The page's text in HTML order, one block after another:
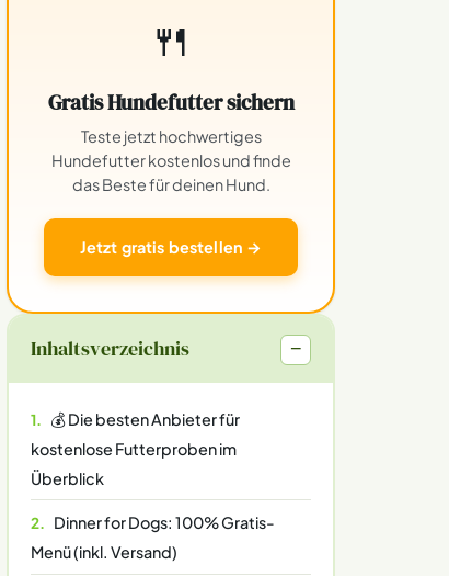
🍴
Gratis Hundefutter sichern
Teste jetzt hochwertiges
Hundefutter kostenlos und finde
das Beste für deinen Hund.
Jetzt gratis bestellen →
Inhaltsverzeichnis −
💰 Die besten Anbieter für
kostenlose Futterproben im
Überblick
Dinner for Dogs: 100% Gratis-
Menü (inkl. Versand)